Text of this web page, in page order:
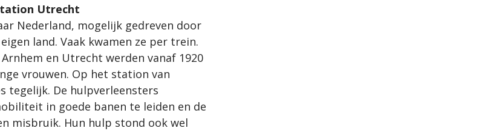
Utrecht
Nederland, mogelijk gedreven door
land. Vaak kwamen ze per trein.
en Utrecht werden vanaf 1920
vrouwen. Op het station van
tegelijk. De hulpverleensters
in goede banen te leiden en de
misbruik. Hun hulp stond ook wel